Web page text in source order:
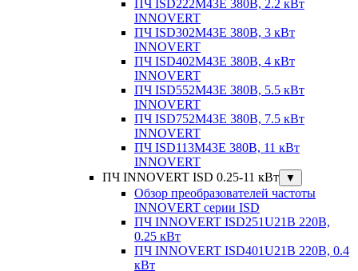
ПЧ ISD222M43E 380В, 2.2 кВт
INNOVERT
ПЧ ISD302M43E 380В, 3 кВт
INNOVERT
ПЧ ISD402M43E 380В, 4 кВт
INNOVERT
ПЧ ISD552M43E 380В, 5.5 кВт
INNOVERT
ПЧ ISD752M43E 380В, 7.5 кВт
INNOVERT
ПЧ ISD113M43E 380В, 11 кВт
INNOVERT
ПЧ INNOVERT ISD 0.25-11 кВт
▼
Обзор преобразователей частоты
INNOVERT серии ISD
ПЧ INNOVERT ISD251U21B 220В,
0.25 кВт
ПЧ INNOVERT ISD401U21B 220В, 0.4
кВт